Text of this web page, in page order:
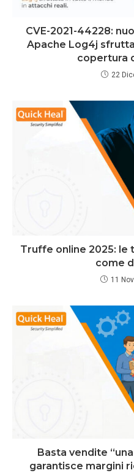
CVE-2021-44228:
Apache Log4j
copertura
22
Truffe online 2025: le
come
11
Basta vendite
garantisce margini